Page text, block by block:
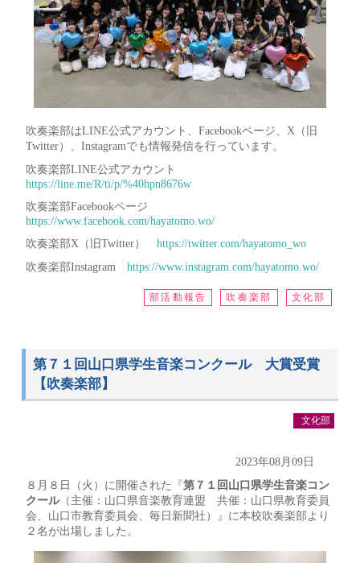
吹奏楽部はLINE公式アカウント、Facebookページ、X（旧
Twitter）、Instagramでも情報発信を行っています。
吹奏楽部LINE公式アカウント
https://line.me/R/ti/p/%40hpn8676w
吹奏楽部Facebookページ
https://www.facebook.com/hayatomo.wo/
吹奏楽部X（旧Twitter）https://twitter.com/hayatomo_wo
吹奏楽部Instagramhttps://www.instagram.com/hayatomo.wo/
部活動報告 吹奏楽部 文化部
第７１回山口県学生音楽コンクール 大賞受賞
【吹奏楽部】
文化部
2023年08月09日
８月８日（火）に開催された『第７１回山口県学生音楽コン
クール（主催：山口県音楽教育連盟 共催：山口県教育委員
会、山口市教育委員会、毎日新聞社）』に本校吹奏楽部より
２名が出場しました。